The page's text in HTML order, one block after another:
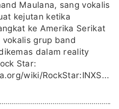
Maulana, sang vokalis
kejutan ketika
ke Amerika Serikat
grup band
dalam reality
Star:
wiki/RockStar:INXS...